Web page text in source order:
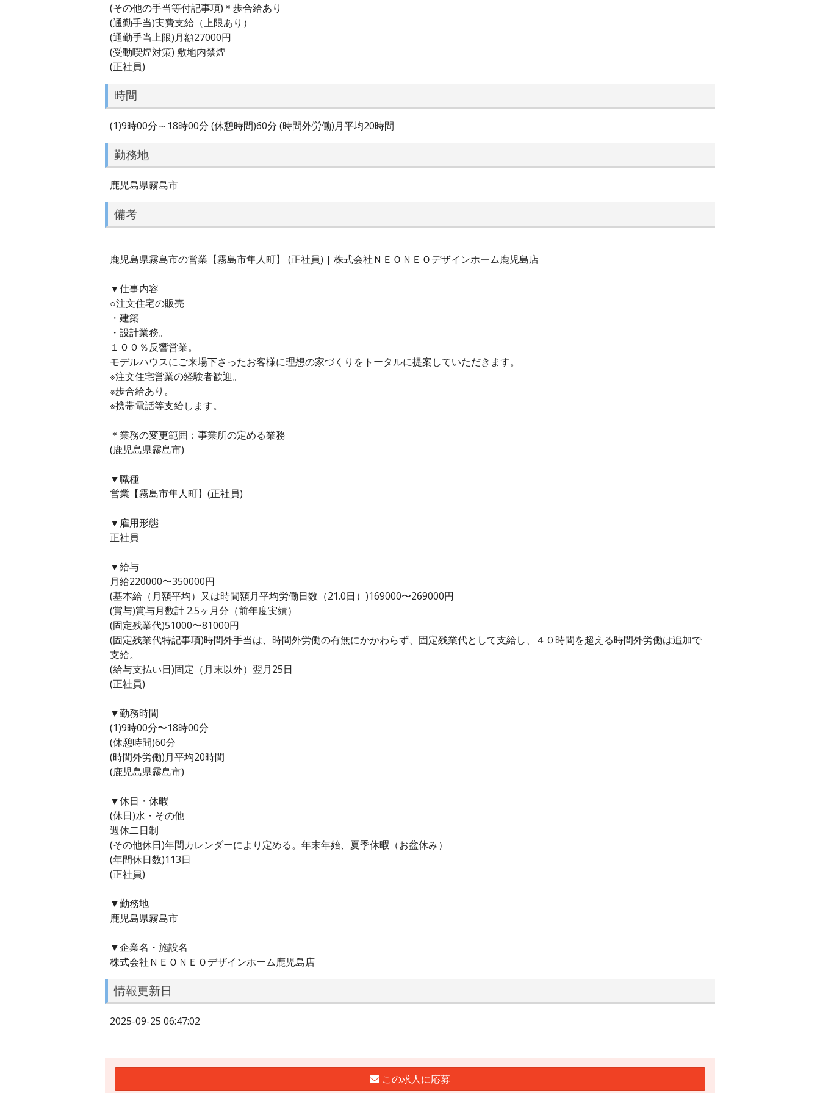
(その他の手当等付記事項)＊歩合給あり
(通勤手当)実費支給（上限あり）
(通勤手当上限)月額27000円
(受動喫煙対策) 敷地内禁煙
(正社員)
時間
(1)9時00分～18時00分 (休憩時間)60分 (時間外労働)月平均20時間
勤務地
鹿児島県霧島市
備考
鹿児島県霧島市の営業【霧島市隼人町】 (正社員) | 株式会社ＮＥＯＮＥＯデザインホーム鹿児島店
▼仕事内容
○注文住宅の販売
・建築
・設計業務。
１００％反響営業。
モデルハウスにご来場下さったお客様に理想の家づくりをトータルに提案していただきます。
※注文住宅営業の経験者歓迎。
※歩合給あり。
※携帯電話等支給します。
＊業務の変更範囲：事業所の定める業務
(鹿児島県霧島市)
▼職種
営業【霧島市隼人町】(正社員)
▼雇用形態
正社員
▼給与
月給220000〜350000円
(基本給（月額平均）又は時間額月平均労働日数（21.0日）)169000〜269000円
(賞与)賞与月数計 2.5ヶ月分（前年度実績）
(固定残業代)51000〜81000円
(固定残業代特記事項)時間外手当は、時間外労働の有無にかかわらず、固定残業代として支給し、４０時間を超える時間外労働は追加で
支給。
(給与支払い日)固定（月末以外）翌月25日
(正社員)
▼勤務時間
(1)9時00分〜18時00分
(休憩時間)60分
(時間外労働)月平均20時間
(鹿児島県霧島市)
▼休日・休暇
(休日)水・その他
週休二日制
(その他休日)年間カレンダーにより定める。年末年始、夏季休暇（お盆休み）
(年間休日数)113日
(正社員)
▼勤務地
鹿児島県霧島市
▼企業名・施設名
株式会社ＮＥＯＮＥＯデザインホーム鹿児島店
情報更新日
2025-09-25 06:47:02
この求人に応募